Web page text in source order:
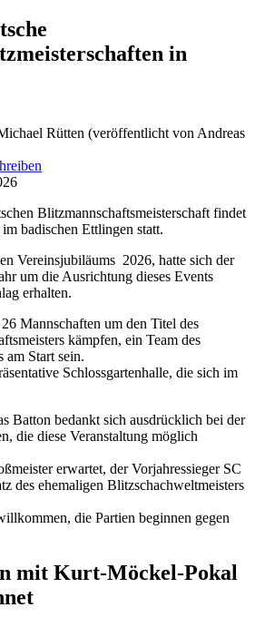
in
Rütten (veröffentlicht von Andreas
Blitzmannschaftsmeisterschaft findet
badischen Ettlingen statt.
Vereinsjubiläums 2026, hatte sich der
um die Ausrichtung dieses Events
erhalten.
Mannschaften um den Titel des
kämpfen, ein Team des
am Start sein.
Schlossgartenhalle, die sich im
Batton bedankt sich ausdrücklich bei der
die diese Veranstaltung möglich
erwartet, der Vorjahressieger SC
des ehemaligen Blitzschachweltmeisters
die Partien beginnen gegen
mit Kurt-Möckel-Pokal